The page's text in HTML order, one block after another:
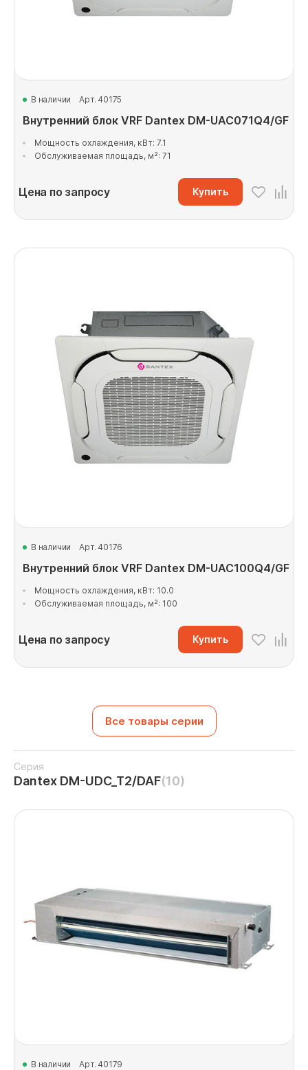
В наличии Арт. 40175
Внутренний блок VRF Dantex DM-UAC071Q4/GF
Мощность охлаждения, кВт: 7.1
Обслуживаемая площадь, м²: 71
Цена по запросу Купить
В наличии Арт. 40176
Внутренний блок VRF Dantex DM-UAC100Q4/GF
Мощность охлаждения, кВт: 10.0
Обслуживаемая площадь, м²: 100
Цена по запросу Купить
Все товары серии
Серия
Dantex DM-UDC_T2/DAF(10)
В наличии Арт. 40179